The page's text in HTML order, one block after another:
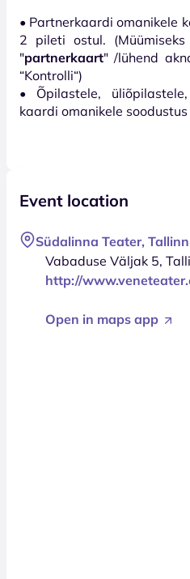
• Partnerkaardi omanikele
2 pileti ostul.
"partnerkaart" /lühend
“Kontrolli“)
• Õpilastele,
kaardi omanikele
Event location
Südalinna Teater, Tallinn
Vabaduse Väljak 5,
http://
Open in maps app